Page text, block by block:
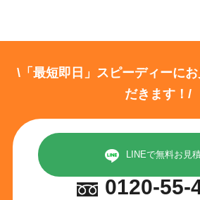
\「最短即日」スピーディーに
だきます！/
LINEで無料お見
0120-55-